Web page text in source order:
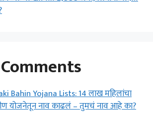
Bahin Yojana Lists: 14 लाख महिलांचा
योजनेतून नाव काढलं – तुमचं नाव आहे का?